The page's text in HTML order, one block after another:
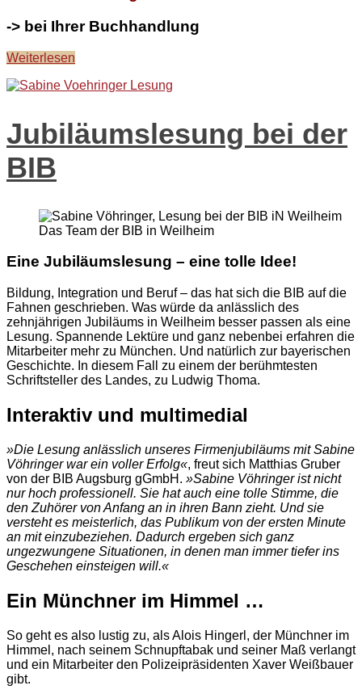
-> bei Ihrer Buchhandlung
Weiterlesen
Jubiläumslesung bei der
BIB
Das Team der BIB in Weilheim
Eine Jubiläumslesung – eine tolle Idee!
Bildung, Integration und Beruf – das hat sich die BIB auf die
Fahnen geschrieben. Was würde da anlässlich des
zehnjährigen Jubiläums in Weilheim besser passen als eine
Lesung. Spannende Lektüre und ganz nebenbei erfahren die
Mitarbeiter mehr zu München. Und natürlich zur bayerischen
Geschichte. In diesem Fall zu einem der berühmtesten
Schriftsteller des Landes, zu Ludwig Thoma.
Interaktiv und multimedial
»Die Lesung anlässlich unseres Firmenjubiläums mit Sabine
Vöhringer war ein voller Erfolg«, freut sich Matthias Gruber
von der BIB Augsburg gGmbH. »Sabine Vöhringer ist nicht
nur hoch professionell. Sie hat auch eine tolle Stimme, die
den Zuhörer von Anfang an in ihren Bann zieht. Und sie
versteht es meisterlich, das Publikum von der ersten Minute
an mit einzubeziehen. Dadurch ergeben sich ganz
ungezwungene Situationen, in denen man immer tiefer ins
Geschehen einsteigen will.«
Ein Münchner im Himmel …
So geht es also lustig zu, als Alois Hingerl, der Münchner im
Himmel, nach seinem Schnupftabak und seiner Maß verlangt
und ein Mitarbeiter den Polizeipräsidenten Xaver Weißbauer
gibt.